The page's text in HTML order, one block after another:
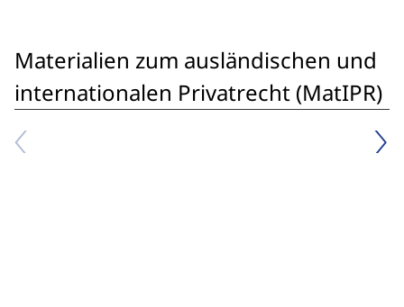
Materialien zum ausländischen und
internationalen Privatrecht (MatIPR)